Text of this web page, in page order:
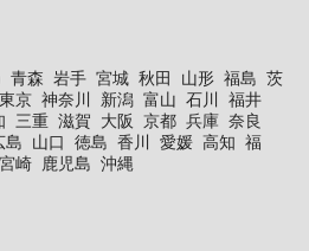
青森 岩手 宮城 秋田 山形 福島 茨
東京 神奈川 新潟 富山 石川
福井
三重 滋賀 大阪 京都 兵庫 奈良
島 山口 徳島 香川 愛媛 高知 福
宮崎 鹿児島 沖縄